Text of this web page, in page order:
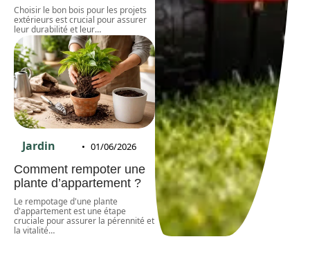
Choisir le bon bois pour les projets
extérieurs est crucial pour assurer
leur durabilité et leur…
Jardin 01/06/2026
Comment rempoter une
plante d’appartement ?
Le rempotage d'une plante
d'appartement est une étape
cruciale pour assurer la pérennité et
la vitalité…